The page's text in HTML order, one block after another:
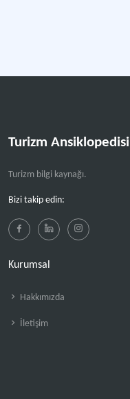
Turizm Ansiklopedisi
Turizm bilgi kaynağı.
Bizi takip edin:
Kurumsal
Hakkımızda
İletişim